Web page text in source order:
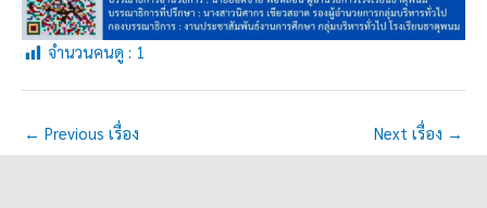
จำนวนคนดู : 1
← Previous เรื่อง Next เรื่อง →